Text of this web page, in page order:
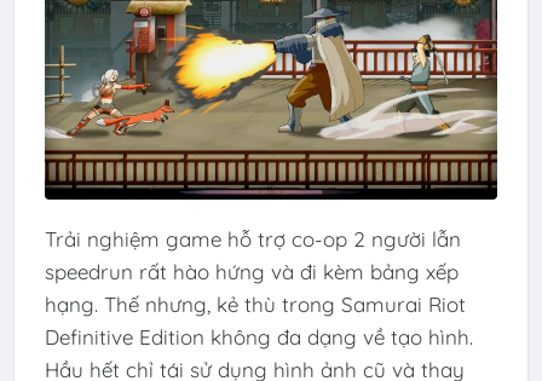
Trải nghiệm game hỗ trợ co-op 2 người lẫn
speedrun rất hào hứng và đi kèm bảng xếp
hạng. Thế nhưng, kẻ thù trong Samurai Riot
Definitive Edition không đa dạng về tạo hình.
Hầu hết chỉ tái sử dụng hình ảnh cũ và thay